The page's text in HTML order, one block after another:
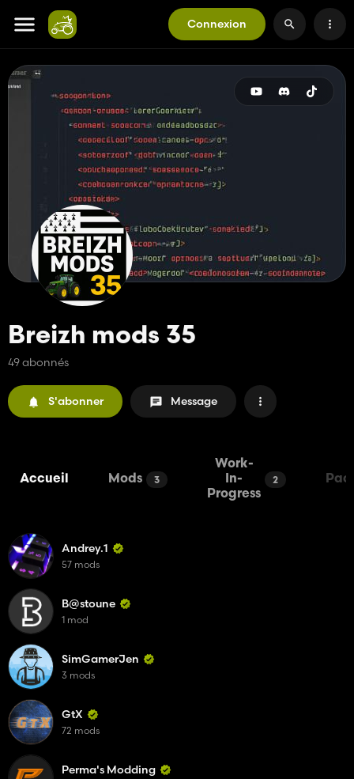
Connexion
Breizh mods 35
49 abonnés
S'abonner Message
Accueil Mods 3
Work-
In-
Progress
2
Andrey.1
57 mods
B@stoune
1 mod
SimGamerJen
3 mods
GtX
72 mods
Perma's Modding